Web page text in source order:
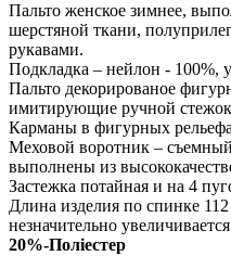
Пальто женское зимнее,
шерстяной ткани,
рукавами.
Подкладка – нейлон - 100%,
Пальто декорированое
имитирующие ручной
Карманы в фигурных
Меховой воротник –
выполнены из
Застежка потайная и на 4
Длина изделия по спинке
незначительно
20%-Поліестер